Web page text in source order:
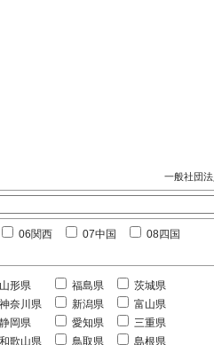
一般社団
06関西 07中国
08四国
山形県 福島県
茨城県
神奈川県 新潟県
富山県
静岡県 愛知県
三重県
和歌山県 鳥取県
島根県